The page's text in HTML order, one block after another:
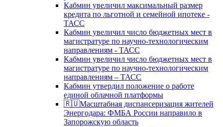
Кабмин увеличил максимальный размер
кредита по льготной и семейной ипотеке -
ТАСС
Кабмин увеличил число бюджетных мест в
магистратуре по научно-технологическим
направлениям - ТАСС
Кабмин увеличил число бюджетных мест в
магистратуре по научно-технологическим
направлениям – ТАСС
Кабмин утвердил положение о работе
единой облачной платформы
🇷🇺Масштабная диспансеризация жителей
Энергодара: ФМБА России направило в
Запорожскую область